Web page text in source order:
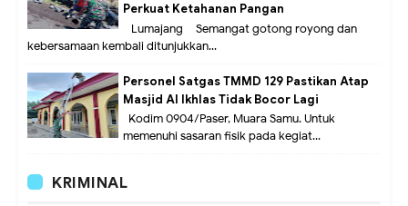
Perkuat Ketahanan Pangan
Lumajang – Semangat gotong royong dan
kebersamaan kembali ditunjukkan...
Personel Satgas TMMD 129 Pastikan Atap
Masjid Al Ikhlas Tidak Bocor Lagi
Kodim 0904/Paser, Muara Samu. Untuk
memenuhi sasaran fisik pada kegiat...
KRIMINAL